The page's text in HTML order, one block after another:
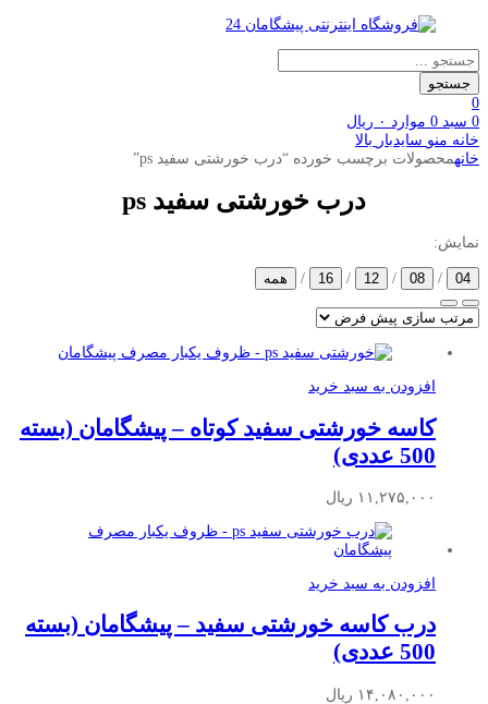
Products
search
جستجو
0
0 سبد 0 موارد ۰ ریال
خانه منو سایدبار بالا
خانهمحصولات برچسب خورده “درب خورشتی سفید ps”
درب خورشتی سفید ps
نمایش:
04
/
08
/
12
/
16
/ همه
افزودن به سبد خرید
کاسه خورشتی سفید کوتاه – پیشگامان (بسته
500 عددی)
۱۱,۲۷۵,۰۰۰ ریال
افزودن به سبد خرید
درب کاسه خورشتی سفید – پیشگامان (بسته
500 عددی)
۱۴,۰۸۰,۰۰۰ ریال